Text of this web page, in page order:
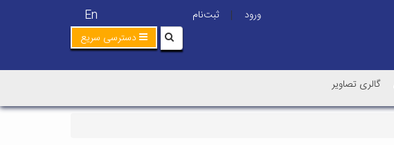
En ورود |
ثبت‌نام
دسترسی سریع
گالری تصاویر